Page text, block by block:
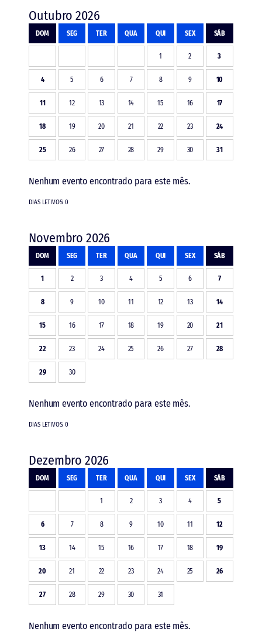
Outubro 2026
DOM SEG TER QUA QUI SEX SÁB
1 2 3
4 5 6 7 8 9 10
11 12 13 14 15 16 17
18 19 20 21 22 23 24
25 26 27 28 29 30 31
Nenhum evento encontrado para este mês.
DIAS LETIVOS: 0
Novembro 2026
DOM SEG TER QUA QUI SEX SÁB
1 2 3 4 5 6 7
8 9 10 11 12 13 14
15 16 17 18 19 20 21
22 23 24 25 26 27 28
29 30
Nenhum evento encontrado para este mês.
DIAS LETIVOS: 0
Dezembro 2026
DOM SEG TER QUA QUI SEX SÁB
1 2 3 4 5
6 7 8 9 10 11 12
13 14 15 16 17 18 19
20 21 22 23 24 25 26
27 28 29 30 31
Nenhum evento encontrado para este mês.